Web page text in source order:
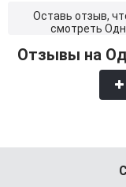
Оставь отзыв,
смотреть
Отзывы на